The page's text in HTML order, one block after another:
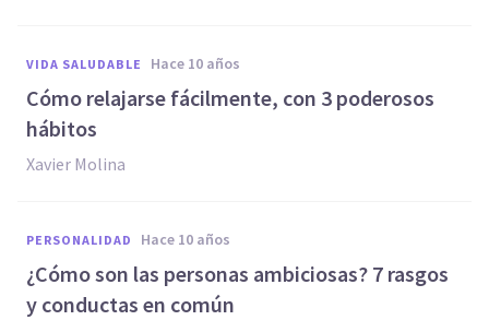
VIDA SALUDABLE hace 10 años
Cómo relajarse fácilmente, con 3 poderosos
hábitos
Xavier Molina
PERSONALIDAD hace 10 años
¿Cómo son las personas ambiciosas? 7 rasgos
y conductas en común